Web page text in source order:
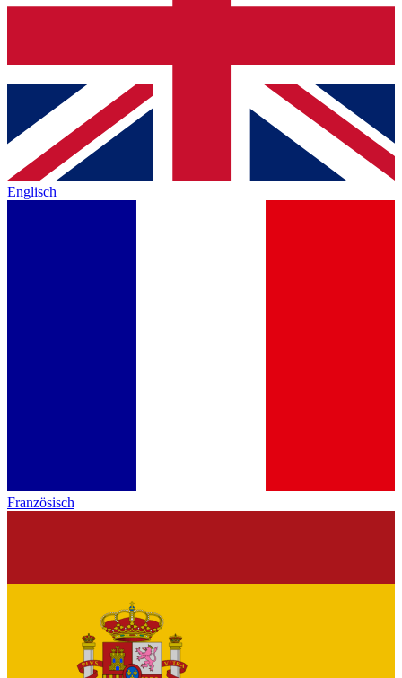
Englisch
Französisch